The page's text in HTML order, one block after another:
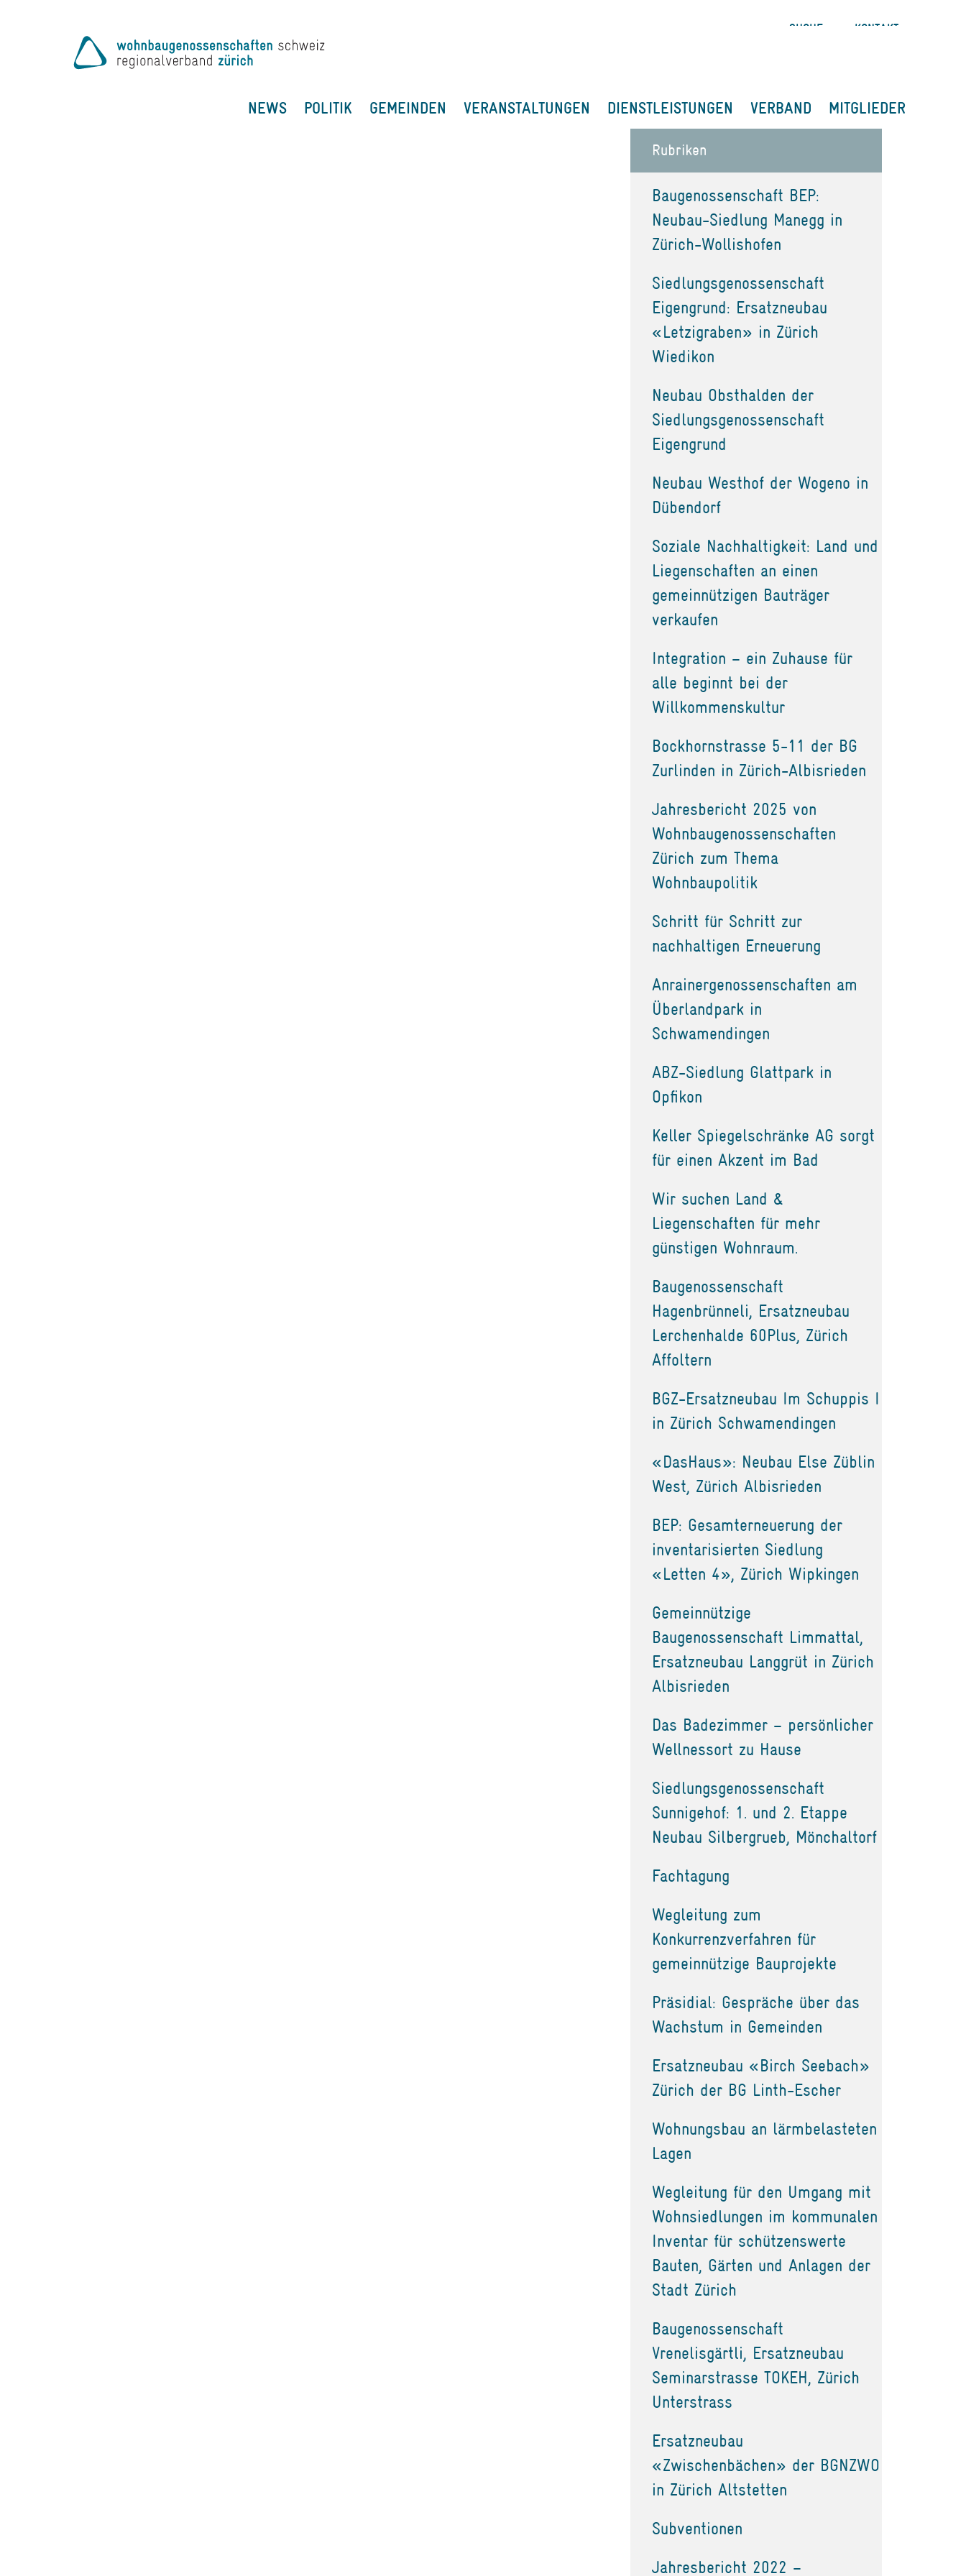
SUCHE KONTAKT
NEWS POLITIK GEMEINDEN VERANSTALTUNGEN DIENSTLEISTUNGEN VERBAND MITGLIEDER
Rubriken
Baugenossenschaft BEP:
Neubau-Siedlung Manegg in
Zürich-Wollishofen
Siedlungsgenossenschaft
Eigengrund: Ersatzneubau
«Letzigraben» in Zürich
Wiedikon
Neubau Obsthalden der
Siedlungsgenossenschaft
Eigengrund
Neubau Westhof der Wogeno in
Dübendorf
Soziale Nachhaltigkeit: Land und
Liegenschaften an einen
gemeinnützigen Bauträger
verkaufen
Integration – ein Zuhause für
alle beginnt bei der
Willkommenskultur
Bockhornstrasse 5-11 der BG
Zurlinden in Zürich-Albisrieden
Jahresbericht 2025 von
Wohnbaugenossenschaften
Zürich zum Thema
Wohnbaupolitik
Schritt für Schritt zur
nachhaltigen Erneuerung
Anrainergenossenschaften am
Überlandpark in
Schwamendingen
ABZ-Siedlung Glattpark in
Opfikon
Keller Spiegelschränke AG sorgt
für einen Akzent im Bad
Wir suchen Land &
Liegenschaften für mehr
günstigen Wohnraum.
Baugenossenschaft
Hagenbrünneli, Ersatzneubau
Lerchenhalde 60Plus, Zürich
Affoltern
BGZ-Ersatzneubau Im Schuppis I
in Zürich Schwamendingen
«DasHaus»: Neubau Else Züblin
West, Zürich Albisrieden
BEP: Gesamterneuerung der
inventarisierten Siedlung
«Letten 4», Zürich Wipkingen
Gemeinnützige
Baugenossenschaft Limmattal,
Ersatzneubau Langgrüt in Zürich
Albisrieden
Das Badezimmer – persönlicher
Wellnessort zu Hause
Siedlungsgenossenschaft
Sunnigehof: 1. und 2. Etappe
Neubau Silbergrueb, Mönchaltorf
Fachtagung
Wegleitung zum
Konkurrenzverfahren für
gemeinnützige Bauprojekte
Präsidial: Gespräche über das
Wachstum in Gemeinden
Ersatzneubau «Birch Seebach»
Zürich der BG Linth-Escher
Wohnungsbau an lärmbelasteten
Lagen
Wegleitung für den Umgang mit
Wohnsiedlungen im kommunalen
Inventar für schützenswerte
Bauten, Gärten und Anlagen der
Stadt Zürich
Baugenossenschaft
Vrenelisgärtli, Ersatzneubau
Seminarstrasse TOKEH, Zürich
Unterstrass
Ersatzneubau
«Zwischenbächen» der BGNZWO
in Zürich Altstetten
Subventionen
Jahresbericht 2022 –